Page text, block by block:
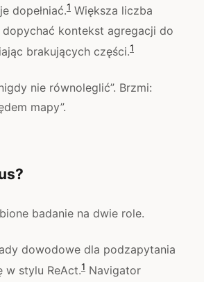
dopełniać.1 Większa liczba
kontekst agregacji do
brakujących części.1
nie równoleglić”. Brzmi:
mapy”.
badanie na dwie role.
dowodowe dla podzapytania
w stylu ReAct.1 Navigator